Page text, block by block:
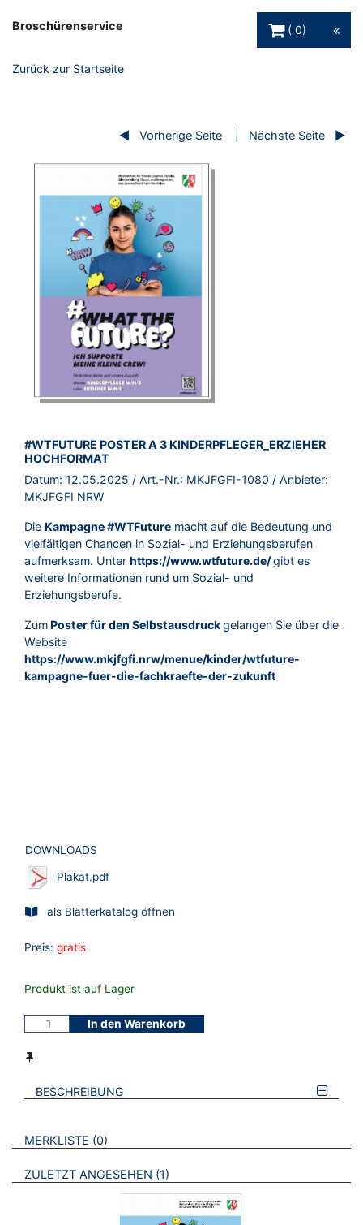
Broschürenservice
0
Zurück zur Startseite
Vorherige Seite Nächste Seite
BROSCHÜRE:
#WTFUTURE POSTER A 3 KINDERPFLEGER_ERZIEHER
HOCHFORMAT
Datum: 12.05.2025 / Art.-Nr.: MKJFGFI-1080 / Anbieter:
MKJFGFI NRW
Die Kampagne #WTFuture macht auf die Bedeutung und
vielfältigen Chancen in Sozial- und Erziehungsberufen
aufmerksam. Unter https://www.wtfuture.de/gibt es
weitere Informationen rund um Sozial- und
Erziehungsberufe.
ZumPoster für den Selbstausdruckgelangen Sie über die
Website
https://www.mkjfgfi.nrw/menue/kinder/wtfuture-
kampagne-fuer-die-fachkraefte-der-zukunft
DOWNLOADS
Plakat.pdf
als Blätterkatalog öffnen
Preis: gratis
Produkt ist auf Lager
In den Warenkorb
BESCHREIBUNG
VERWEISE AUF VERMERKTE- ODER ZULETZT ANGESEHENE
MERKLISTE 0 BROSCHÜREN
ZULETZT ANGESEHEN 1 BROSCHÜREN